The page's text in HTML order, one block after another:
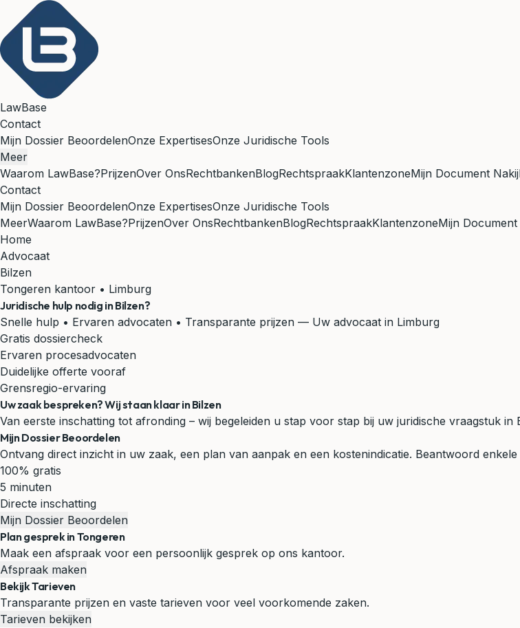
LawBase
Contact
Mijn Dossier BeoordelenOnze ExpertisesOnze Juridische Tools
Meer
Waarom LawBase?PrijzenOver OnsRechtbankenBlogRechtspraakKlantenzoneMijn Document
Contact
Mijn Dossier BeoordelenOnze ExpertisesOnze Juridische Tools
MeerWaarom LawBase?PrijzenOver OnsRechtbankenBlogRechtspraakKlantenzoneMijn
Home
Advocaat
Bilzen
Tongeren kantoor • Limburg
Juridische hulp nodig inBilzen?
Snelle hulp • Ervaren advocaten • Transparante prijzen — Uw advocaat in Limburg
Gratis dossiercheck
Ervaren procesadvocaten
Duidelijke offerte vooraf
Grensregio-ervaring
Uw zaak bespreken? Wij staan klaar in Bilzen
Van eerste inschatting tot afronding – wij begeleiden u stap voor stap bij uw juridische vraagstuk in
Mijn Dossier Beoordelen
Ontvang direct inzicht in uw zaak, een plan van aanpak en een kostenindicatie. Beantwoord
100% gratis
5 minuten
Directe inschatting
Mijn Dossier Beoordelen
Plan gesprek in Tongeren
Maak een afspraak voor een persoonlijk gesprek op ons kantoor.
Afspraak maken
Bekijk Tarieven
Transparante prijzen en vaste tarieven voor veel voorkomende zaken.
Tarieven bekijken